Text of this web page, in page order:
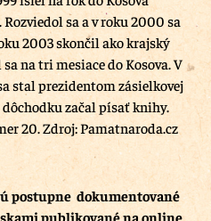
sa a v roku 2000 sa
2003 skončil ako krajský
na tri mesiace do Kosova. V
stal prezidentom zásielkovej
začal písať knihy.
20. Zdroj: Pamatnaroda.cz
postupne dokumentované
publikované na online